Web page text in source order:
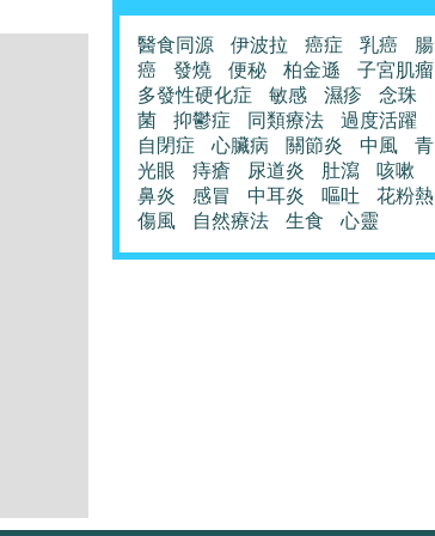
醫食同源 伊波拉 癌症 乳癌
腸
癌
發燒 便秘 柏金遜
子宮肌瘤
多發性硬化症
敏感 濕疹
念珠
菌
抑鬱症 同類療法
過度活躍
自閉症
心臟病 關節炎 中風
青
光眼
痔瘡 尿道炎 肚瀉
咳嗽
鼻炎
感冒 中耳炎 嘔吐
花粉熱
傷風
自然療法 生食 心靈